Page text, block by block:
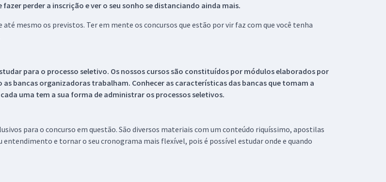
perder a inscrição e ver o seu sonho se distanciando ainda mais.
mesmo os previstos. Ter em mente os concursos que estão por vir faz com que você tenha
para o processo seletivo. Os nossos cursos são constituídos por módulos elaborados por
bancas organizadoras trabalham. Conhecer as características das bancas que tomam a
uma tem a sua forma de administrar os processos seletivos.
para o concurso em questão. São diversos materiais com um conteúdo riquíssimo, apostilas
e tornar o seu cronograma mais flexível, pois é possível estudar onde e quando